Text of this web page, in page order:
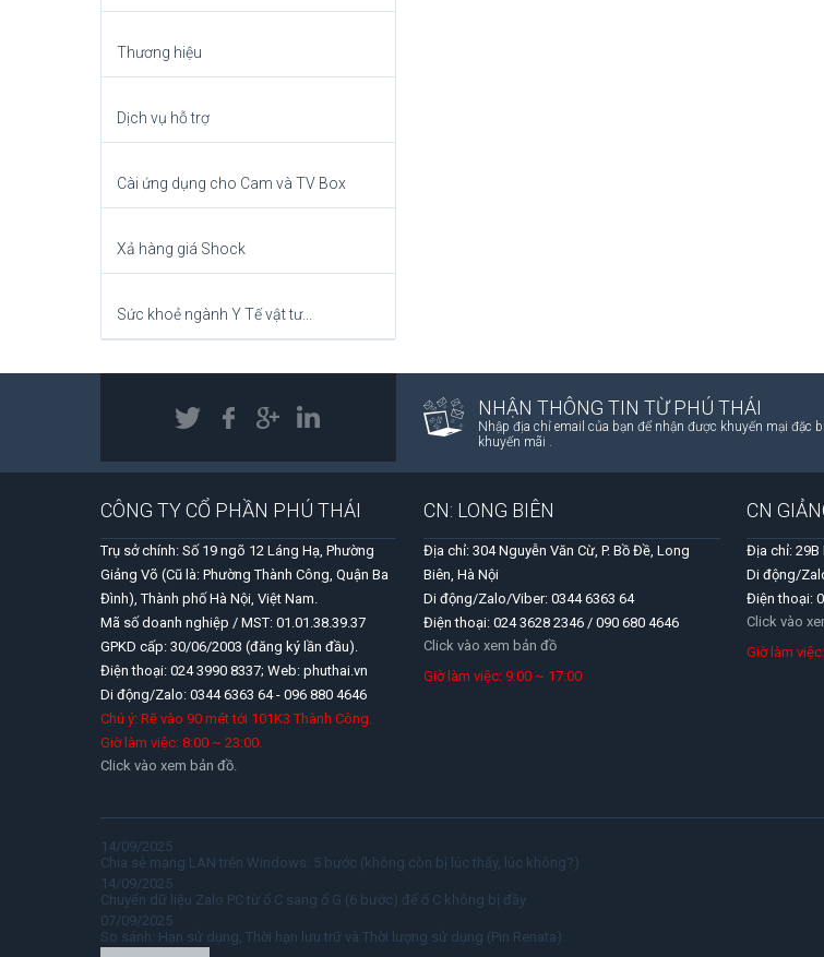
Thương hiệu
Dịch vụ hỗ trợ
Cài ứng dụng cho Cam và TV Box
Xả hàng giá Shock
Sức khoẻ ngành Y Tế vật tư...
NHẬN THÔNG TIN TỪ PHÚ THÁI
Nhập địa chỉ email của bạn để nhận được khuyến mại đặc
khuyến mãi .
CÔNG TY CỔ PHẦN PHÚ THÁI
Trụ sở chính: Số 19 ngõ 12 Láng Hạ, Phường
Giảng Võ (Cũ là: Phường Thành Công, Quận Ba
Đình), Thành phố Hà Nội, Việt Nam.
Mã số doanh nghiệp / MST: 01.01.38.39.37
GPKD cấp: 30/06/2003 (đăng ký lần đầu).
Điện thoại: 024 3990 8337; Web: phuthai.vn
Di động/Zalo: 0344 6363 64 - 096 880 4646
Chú ý: Rẽ vào 90 mét tới 101K3 Thành Công.
Giờ làm việc: 8:00 ~ 23:00.
Click vào xem bản đồ.
CN: LONG BIÊN
Địa chỉ: 304 Nguyễn Văn Cừ, P. Bồ Đề, Long
Biên, Hà Nội
Di động/Zalo/Viber: 0344 6363 64
Điện thoại: 024 3628 2346 / 090 680 4646
Click vào xem bản đồ
Giờ làm việc: 9:00 ~ 17:00
CN
Địa chỉ: 29B
Di động/
Điện thoại:
Click vào
Giờ làm
14/09/2025
Chia sẻ mạng LAN trên Windows: 5 bước (không còn bị lúc thấy, lúc không?)
14/09/2025
Chuyển dữ liệu Zalo PC từ ổ C sang ổ G (6 bước) để ổ C không bị đầy
07/09/2025
So sánh: Hạn sử dụng, Thời hạn lưu trữ và Thời lượng sử dụng (Pin Renata).